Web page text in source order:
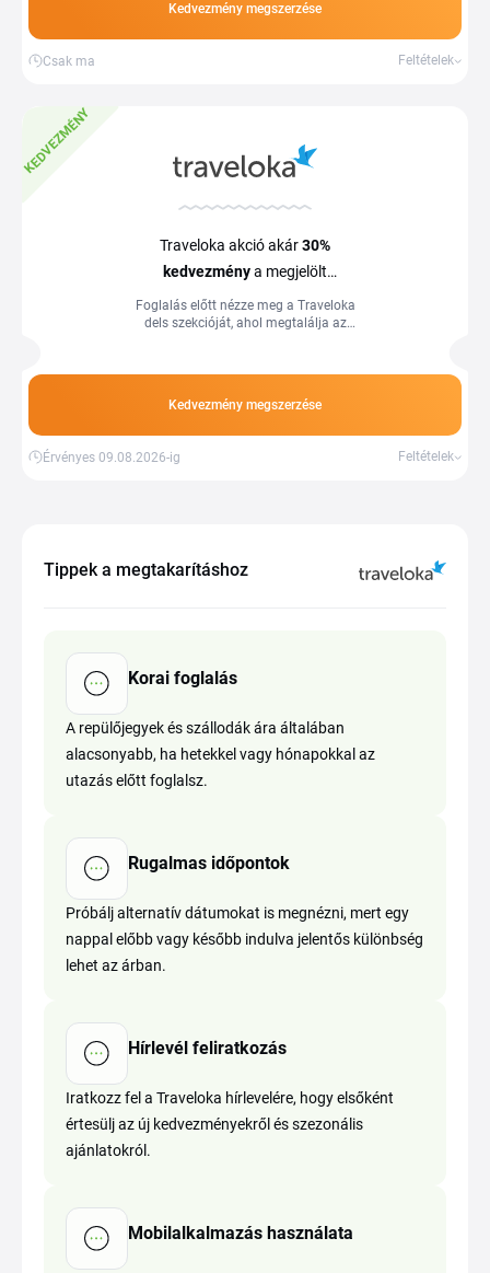
Kedvezmény megszerzése
Csak ma Feltételek
KEDVEZMÉNY
Traveloka akció akár30%
kedvezménya megjelölt
utazásokra
Foglalás előtt nézze meg a Traveloka
dels szekcióját, ahol megtalálja az
30%-ot is. Több információ a
Kedvezmény megszerzése
Érvényes 09.08.2026-ig Feltételek
Tippek a megtakarításhoz
Korai foglalás
A repülőjegyek és szállodák ára általában
alacsonyabb, ha hetekkel vagy hónapokkal az
utazás előtt foglalsz.
Rugalmas időpontok
Próbálj alternatív dátumokat is megnézni, mert egy
nappal előbb vagy később indulva jelentős különbség
lehet az árban.
Hírlevél feliratkozás
Iratkozz fel a Traveloka hírlevelére, hogy elsőként
értesülj az új kedvezményekről és szezonális
ajánlatokról.
Mobilalkalmazás használata